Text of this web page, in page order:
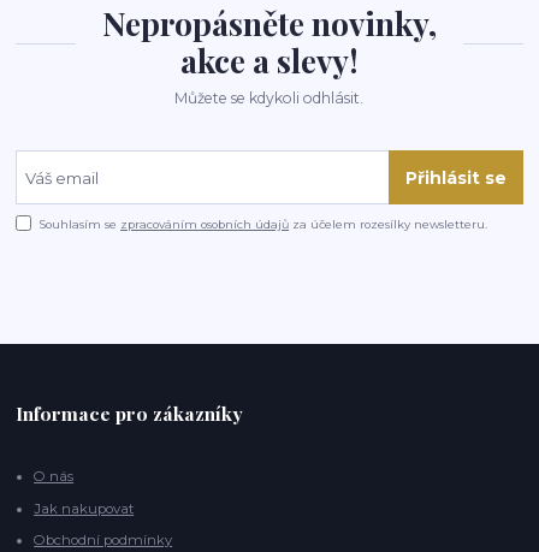
Nepropásněte novinky,
akce a slevy!
Můžete se kdykoli odhlásit.
Přihlásit se
Souhlasím se zpracováním osobních údajů za účelem rozesílky newsletteru.
Informace pro zákazníky
O nás
Jak nakupovat
Obchodní podmínky